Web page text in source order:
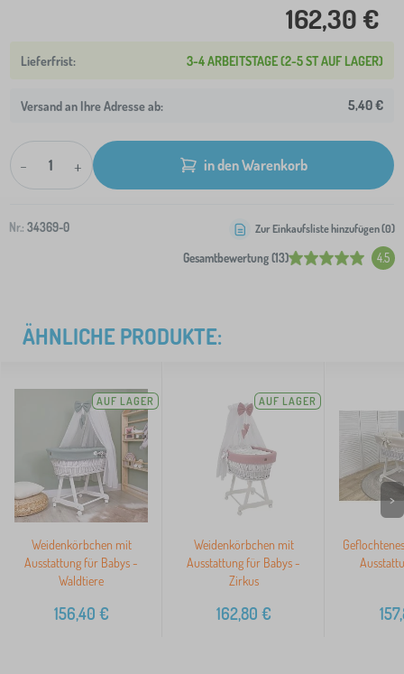
162,30 €
3-4 ARBEITSTAGE (2-5 ST AUF LAGER)
Versand an Ihre Adresse ab: 5,40 €
- + in den Warenkorb
Nr.: 34369-0
Gesamtbewertung (13) 4.5
Zur Einkaufsliste hinzufügen (0)
ÄHNLICHE PRODUKTE:
AUF LAGER
Weidenkörbchen mit
Ausstattung für Babys -
Waldtiere
156,40 €
AUF LAGER
Weidenkörbchen mit
Ausstattung für Babys -
Zirkus
162,80 €
>